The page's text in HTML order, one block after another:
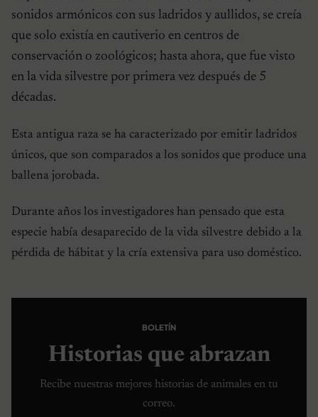
sonidos armónicos con sus ladridos y aullidos, se creía
que solo existía en cautiverio en centros de
conservación o zoológicos; hasta ahora, que fue visto
en la vida silvestre por primera vez después de 5
décadas.
Esta antigua raza se ha caracterizado por emitir ladridos
únicos, que son comparados a los sonidos que produce una
ballena jorobada.
Durante años los investigadores han pensado que esta
especie había desaparecido de la vida silvestre debido a la
pérdida de hábitat y la cría extensiva para uso doméstico.
BOLETÍN
Historias que abrazan
Recibe nuestras mejores historias de animales en tu
correo.